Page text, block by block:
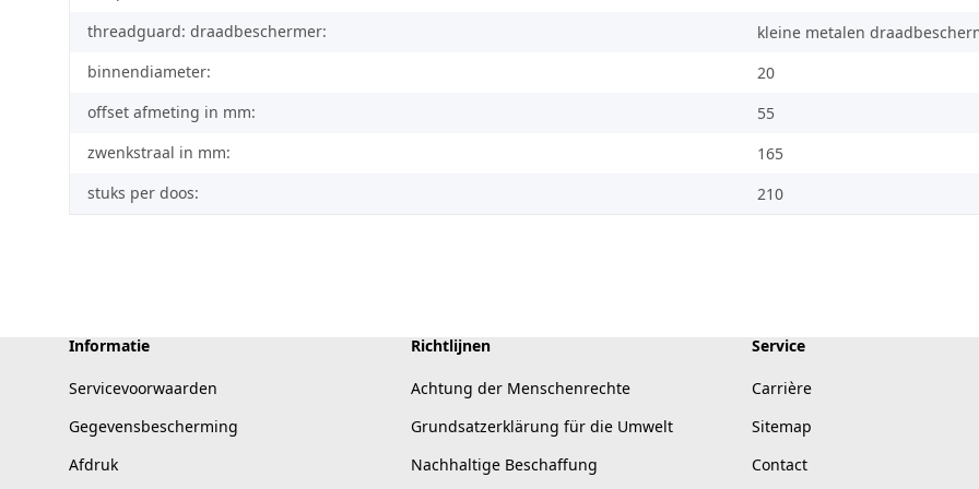
threadguard: draadbeschermer:
kleine metalen
binnendiameter:
20
offset afmeting in mm:
55
zwenkstraal in mm:
165
stuks per doos:
210
Informatie
Servicevoorwaarden
Gegevensbescherming
Afdruk
Richtlijnen
Achtung der Menschenrechte
Grundsatzerklärung für die Umwelt
Nachhaltige Beschaffung
Service
Carrière
Sitemap
Contact